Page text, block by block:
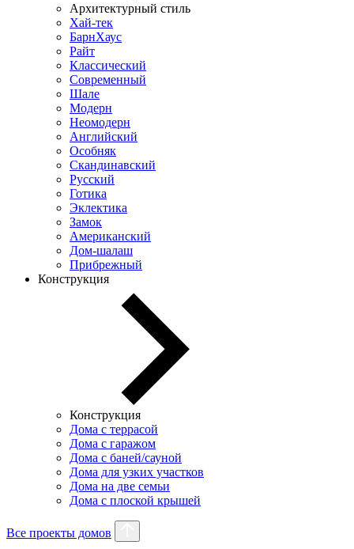
Архитектурный стиль
Хай-тек
БарнХаус
Райт
Классический
Современный
Шале
Модерн
Неомодерн
Английский
Особняк
Скандинавский
Русский
Готика
Эклектика
Замок
Американский
Дом-шалаш
Прибрежный
Конструкция
Конструкция
Дома с террасой
Дома с гаражом
Дома с баней/сауной
Дома для узких участков
Дома на две семьи
Дома с плоской крышей
Все проекты домов